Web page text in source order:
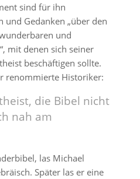
sind für ihn
und Gedanken „über den
und
mit denen sich seiner
beschäftigen sollte.
renommierte Historiker:
die Bibel nicht
nah am
las Michael
Später las er eine